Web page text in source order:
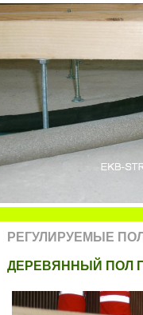
РЕГУЛИРУЕМЫЕ
ДЕРЕВЯННЫЙ ПОЛ